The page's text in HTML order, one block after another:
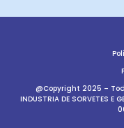
@Copyright 2025 –
INDUSTRIA DE SORVETES E